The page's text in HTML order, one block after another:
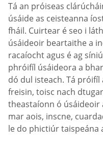
Tá an próiseas
úsáide as ceisteanna
fháil. Cuirtear é seo i
úsáideoir beartaithe a
racaíocht agus é ag
phróifíl úsáideora a
dó dul isteach. Tá
freisin, toisc nach
theastaíonn ó úsáideoir
mar aois, inscne,
le do phictiúr taispeána